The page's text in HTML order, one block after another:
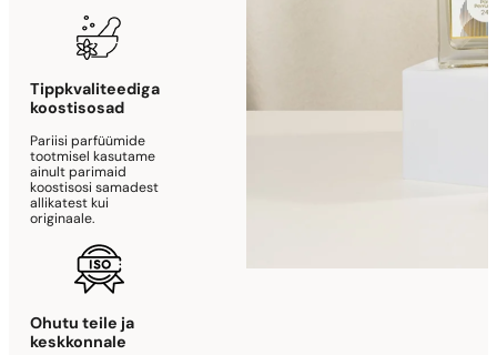
Tippkvaliteediga
koostisosad
Pariisi parfüümide
tootmisel kasutame
ainult parimaid
koostisosi samadest
allikatest kui
originaale.
Ohutu teile ja
keskkonnale